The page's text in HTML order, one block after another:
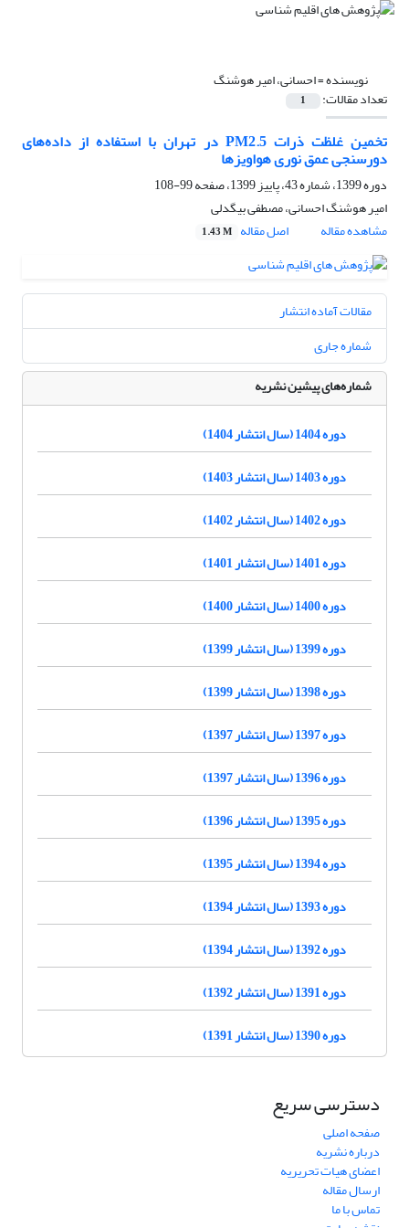
نویسنده =احسانی، امیر هوشنگ
تعداد مقالات: 1
تخمین غلظت ذرات PM2.5 در تهران با استفاده از داده‌های
دورسنجی عمق نوری هواویزها
دوره 1399، شماره 43، پاییز 1399، صفحه
99-108
امیر هوشنگ احسانی، مصطفی بیگدلی
مشاهده مقاله
اصل مقاله 1.43 M
مقالات آماده انتشار
شماره جاری
شماره‌های پیشین نشریه
دوره 1404 (سال انتشار 1404)
دوره 1403 (سال انتشار 1403)
دوره 1402 (سال انتشار 1402)
دوره 1401 (سال انتشار 1401)
دوره 1400 (سال انتشار 1400)
دوره 1399 (سال انتشار 1399)
دوره 1398 (سال انتشار 1399)
دوره 1397 (سال انتشار 1397)
دوره 1396 (سال انتشار 1397)
دوره 1395 (سال انتشار 1396)
دوره 1394 (سال انتشار 1395)
دوره 1393 (سال انتشار 1394)
دوره 1392 (سال انتشار 1394)
دوره 1391 (سال انتشار 1392)
دوره 1390 (سال انتشار 1391)
دسترسی سریع
صفحه اصلی
درباره نشریه
اعضای هیات تحریریه
ارسال مقاله
تماس با ما